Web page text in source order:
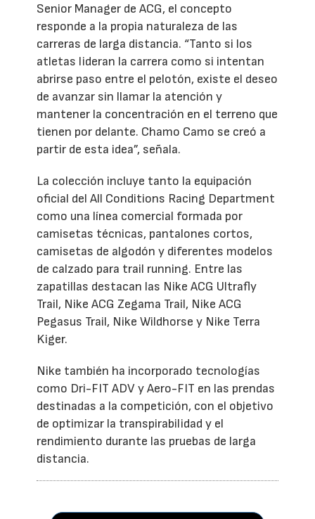
Senior Manager de ACG, el concepto
responde a la propia naturaleza de las
carreras de larga distancia. “Tanto si los
atletas lideran la carrera como si intentan
abrirse paso entre el pelotón, existe el deseo
de avanzar sin llamar la atención y
mantener la concentración en el terreno que
tienen por delante. Chamo Camo se creó a
partir de esta idea”, señala.
La colección incluye tanto la equipación
oficial del All Conditions Racing Department
como una línea comercial formada por
camisetas técnicas, pantalones cortos,
camisetas de algodón y diferentes modelos
de calzado para trail running. Entre las
zapatillas destacan las Nike ACG Ultrafly
Trail, Nike ACG Zegama Trail, Nike ACG
Pegasus Trail, Nike Wildhorse y Nike Terra
Kiger.
Nike también ha incorporado tecnologías
como Dri-FIT ADV y Aero-FIT en las prendas
destinadas a la competición, con el objetivo
de optimizar la transpirabilidad y el
rendimiento durante las pruebas de larga
distancia.